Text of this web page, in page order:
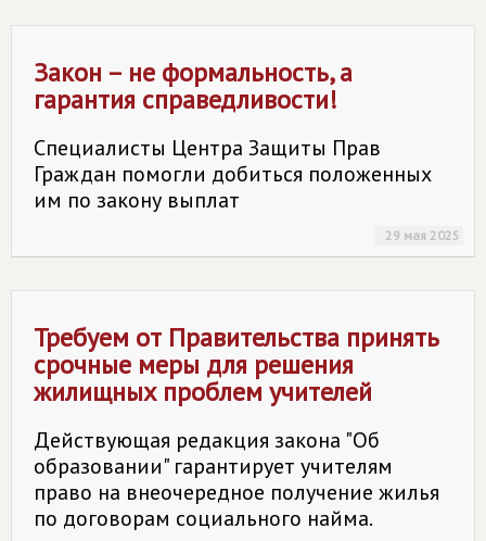
Закон – не формальность, а
гарантия справедливости!
Специалисты Центра Защиты Прав
Граждан помогли добиться положенных
им по закону выплат
29 мая 2025
Требуем от Правительства принять
срочные меры для решения
жилищных проблем учителей
Действующая редакция закона "Об
образовании" гарантирует учителям
право на внеочередное получение жилья
по договорам социального найма.